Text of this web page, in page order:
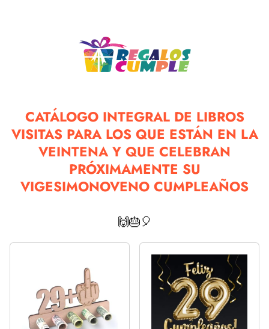
CATÁLOGO INTEGRAL DE LIBROS
VISITAS PARA LOS QUE ESTÁN EN LA
VEINTENA Y QUE CELEBRAN
PRÓXIMAMENTE SU
VIGESIMONOVENO CUMPLEAÑOS
🙌🎂🎈